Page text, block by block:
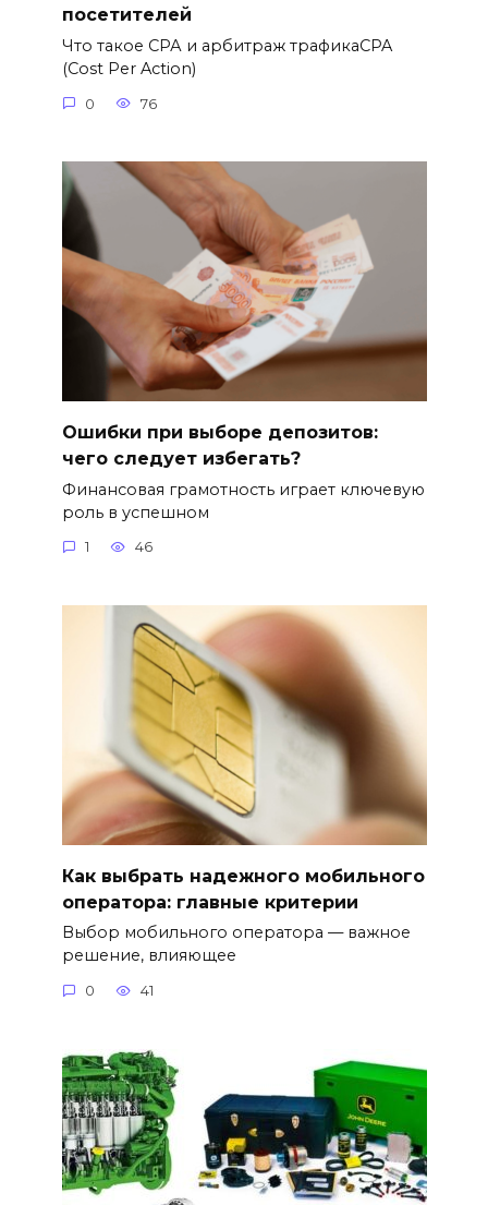
посетителей
Что такое СРА и арбитраж трафикаCPA
(Cost Per Action)
0 76
Ошибки при выборе депозитов:
чего следует избегать?
Финансовая грамотность играет ключевую
роль в успешном
1 46
Как выбрать надежного мобильного
оператора: главные критерии
Выбор мобильного оператора — важное
решение, влияющее
0 41